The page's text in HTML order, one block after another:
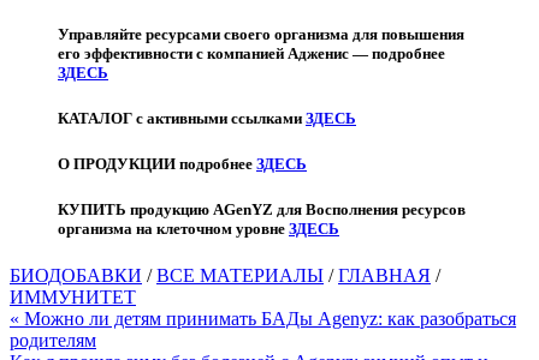
Управляйте ресурсами своего организма для повышения
его эффективности с компанией Адженис — подробнее
ЗДЕСЬ
КАТАЛОГ с активными ссылками ЗДЕСЬ
О ПРОДУКЦИИ подробнее ЗДЕСЬ
КУПИТЬ продукцию AGenYZ для Восполнения ресурсов
организма на клеточном уровне ЗДЕСЬ
БИОДОБАВКИ /ВСЕ МАТЕРИАЛЫ /ГЛАВНАЯ /
ИММУНИТЕТ
Навигация
« Можно ли детям принимать БАДы Agenyz: как разобраться
родителям